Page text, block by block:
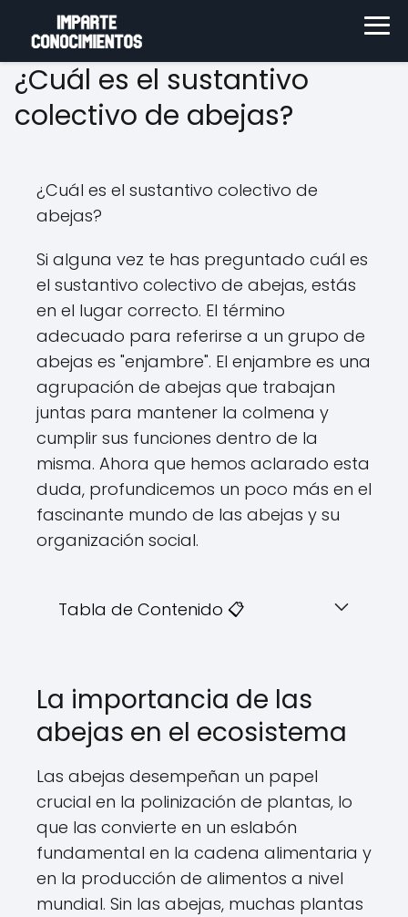
¿Cuál es el sustantivo
colectivo de abejas?
¿Cuál es el sustantivo colectivo de
abejas?
Si alguna vez te has preguntado cuál es
el sustantivo colectivo de abejas, estás
en el lugar correcto. El término
adecuado para referirse a un grupo de
abejas es "enjambre". El enjambre es una
agrupación de abejas que trabajan
juntas para mantener la colmena y
cumplir sus funciones dentro de la
misma. Ahora que hemos aclarado esta
duda, profundicemos un poco más en el
fascinante mundo de las abejas y su
organización social.
Tabla de Contenido 📋
La importancia de las
abejas en el ecosistema
Las abejas desempeñan un papel
crucial en la polinización de plantas, lo
que las convierte en un eslabón
fundamental en la cadena alimentaria y
en la producción de alimentos a nivel
mundial. Sin las abejas, muchas plantas